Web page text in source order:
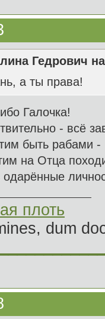
Гедрович
а ты права!
Галочка!
- всё
быть рабами
на Отца
одарённые
плоть
dum